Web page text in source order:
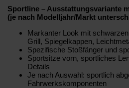
Sportline – Ausstattungsvariante
(je nach Modelljahr/Markt
Markanter Look mit
Grill, Spiegelkappen,
Spezifische Stoßfänger und
Sportsitze vorn, sportliches
Details
Je nach Auswahl: sportlich
Fahrwerkskomponenten